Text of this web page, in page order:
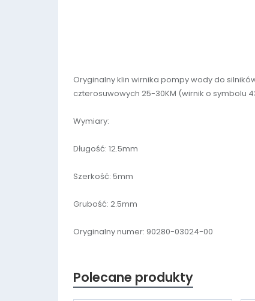
Oryginalny klin wirnika pompy wody do
czterosuwowych 25-30KM (wirnik o symbolu
Wymiary:
Długość: 12.5mm
Szerkość: 5mm
Grubość: 2.5mm
Oryginalny numer: 90280-03024-00
Polecane produkty